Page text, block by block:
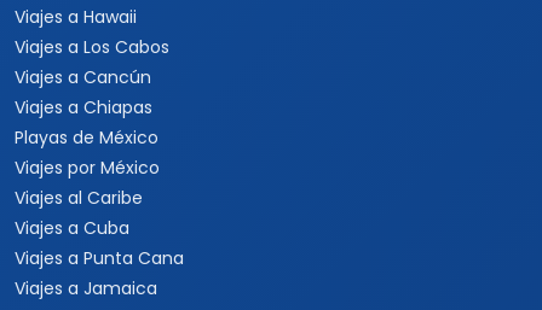
Viajes a Hawaii
Viajes a Los Cabos
Viajes a Cancún
Viajes a Chiapas
Playas de México
Viajes por México
Viajes al Caribe
Viajes a Cuba
Viajes a Punta Cana
Viajes a Jamaica